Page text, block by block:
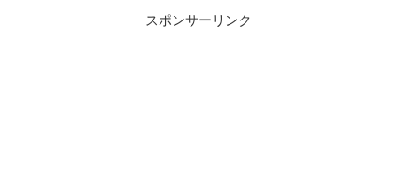
スポンサーリンク